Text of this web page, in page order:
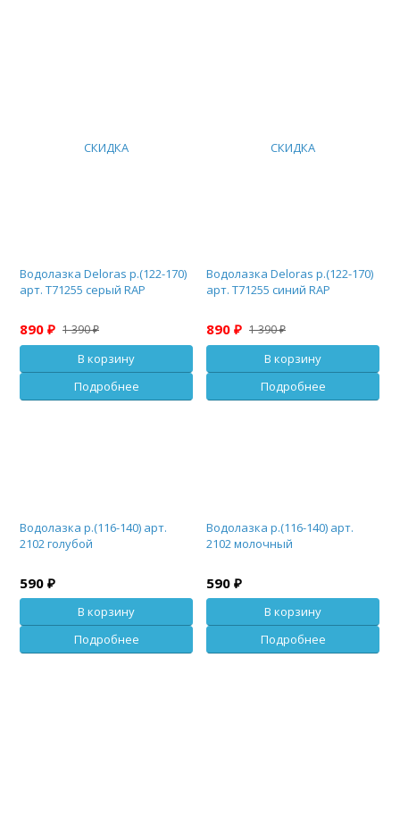
СКИДКА
Водолазка Deloras р.(122-170)
арт. Т71255 серый RAP
890 ₽ 1 390 ₽
В корзину
Подробнее
СКИДКА
Водолазка Deloras р.(122-170)
арт. Т71255 синий RAP
890 ₽ 1 390 ₽
В корзину
Подробнее
Водолазка р.(116-140) арт.
2102 голубой
590 ₽
В корзину
Подробнее
Водолазка р.(116-140) арт.
2102 молочный
590 ₽
В корзину
Подробнее